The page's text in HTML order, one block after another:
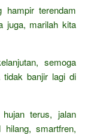
hampir terendam
juga, marilah kita
semoga
tidak banjir lagi di
terus, jalan
smartfren,